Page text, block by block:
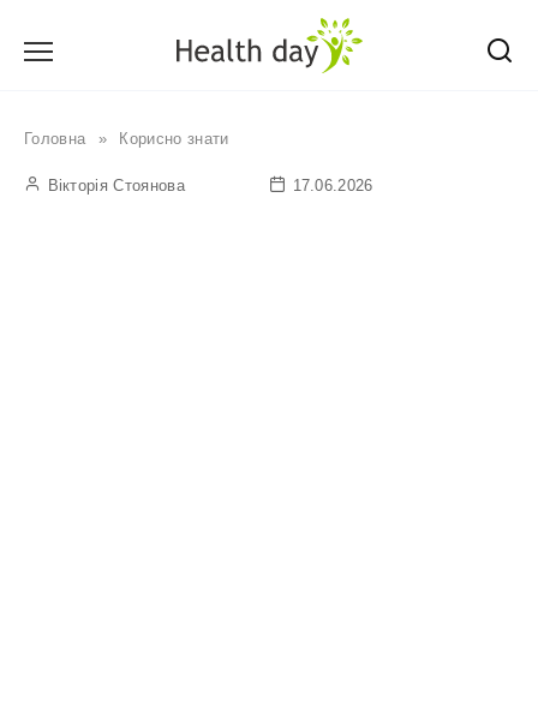
Головна » Корисно знати
Вікторія Стоянова 17.06.2026